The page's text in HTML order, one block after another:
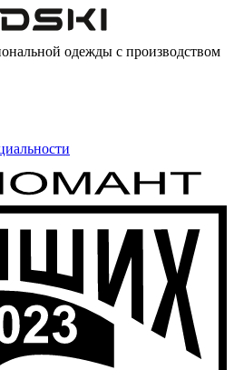
одежды с производством